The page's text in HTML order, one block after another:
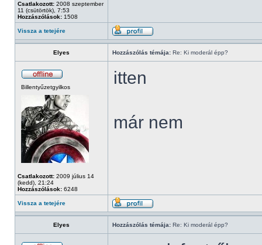
Csatlakozott: 2008 szeptember
11 (csütörtök), 7:53
Hozzászólások: 1508
Vissza a tetejére
Elyes Hozzászólás témája: Re: Ki moderál épp?
Billentyűzetgyilkos
Csatlakozott: 2009 július 14
(kedd), 21:24
Hozzászólások: 6248
itten
már nem
Vissza a tetejére
Elyes Hozzászólás témája: Re: Ki moderál épp?